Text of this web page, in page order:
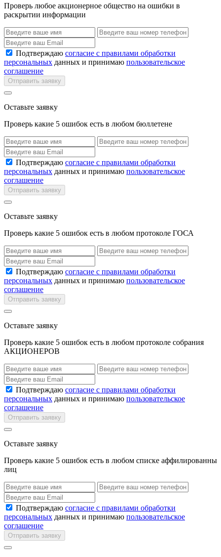
Проверь любое акционерное общество на ошибки в
раскрытии информации
Подтверждаю согласие с правилами обработки
персональных данных и принимаю пользовательское
соглашение
Отправить заявку
Оставьте заявку
Проверь какие 5 ошибок есть в любом бюллетене
Подтверждаю согласие с правилами обработки
персональных данных и принимаю пользовательское
соглашение
Отправить заявку
Оставьте заявку
Проверь какие 5 ошибок есть в любом протоколе ГОСА
Подтверждаю согласие с правилами обработки
персональных данных и принимаю пользовательское
соглашение
Отправить заявку
Оставьте заявку
Проверь какие 5 ошибок есть в любом протоколе собрания
АКЦИОНЕРОВ
Подтверждаю согласие с правилами обработки
персональных данных и принимаю пользовательское
соглашение
Отправить заявку
Оставьте заявку
Проверь какие 5 ошибок есть в любом списке аффилированны
лиц
Подтверждаю согласие с правилами обработки
персональных данных и принимаю пользовательское
соглашение
Отправить заявку